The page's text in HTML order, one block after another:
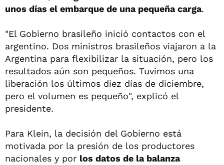
unos días el embarque de una pequeña carga.
"El Gobierno brasileño inició contactos con el
argentino. Dos ministros brasileños viajaron a la
Argentina para flexibilizar la situación, pero los
resultados aún son pequeños. Tuvimos una
liberación los últimos diez días de diciembre,
pero el volumen es pequeño", explicó el
presidente.
Para Klein, la decisión del Gobierno está
motivada por la presión de los productores
nacionales y por los datos de la balanza